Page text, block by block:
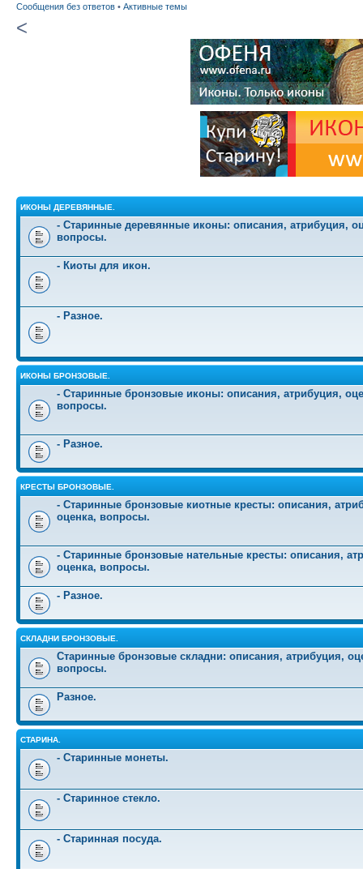
Сообщения без ответов • Активные темы
<
ИКОНЫ ДЕРЕВЯННЫЕ.
- Старинные деревянные иконы: описания, атрибуция,
вопросы.
- Киоты для икон.
- Разное.
ИКОНЫ БРОНЗОВЫЕ.
- Старинные бронзовые иконы: описания, атрибуция,
вопросы.
- Разное.
КРЕСТЫ БРОНЗОВЫЕ.
- Старинные бронзовые киотные кресты: описания,
оценка, вопросы.
- Старинные бронзовые нательные кресты: описания,
оценка, вопросы.
- Разное.
СКЛАДНИ БРОНЗОВЫЕ.
Старинные бронзовые складни: описания, атрибуция,
вопросы.
Разное.
СТАРИНА.
- Старинные монеты.
- Старинное стекло.
- Старинная посуда.